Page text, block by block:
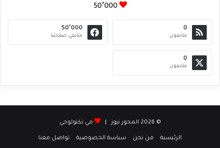
50٬000
0
متابعون
50٬000
متابعي صفحتنا
0
متابعون
© 2026 المحور نيوز | مي تكنولوجي
الرئيسية من نحن سياسة الخصوصية تواصل معنا